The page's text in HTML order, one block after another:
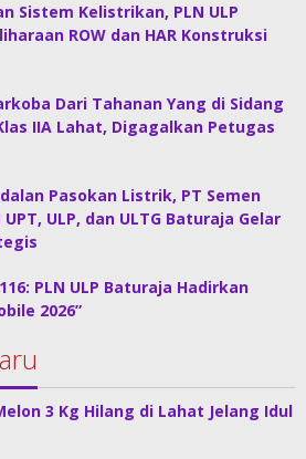
Sistem Kelistrikan, PLN ULP
ROW dan HAR Konstruksi
Dari Tahanan Yang di Sidang
IIA Lahat, Digagalkan Petugas
Pasokan Listrik, PT Semen
ULP, dan ULTG Baturaja Gelar
PLN ULP Baturaja Hadirkan
2026”
3 Kg Hilang di Lahat Jelang Idul